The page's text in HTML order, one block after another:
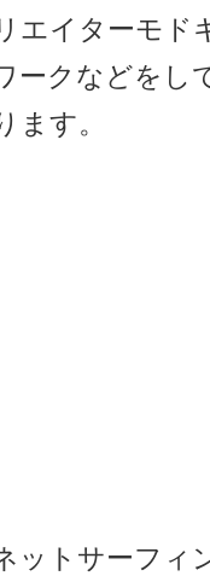
エイターモド
ークなどをし
ます。
ットサーフィ